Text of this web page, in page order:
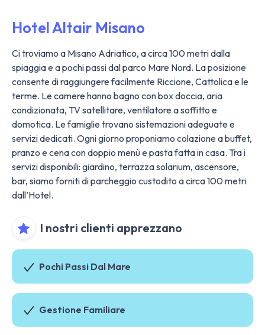
Hotel Altair Misano
Ci troviamo a Misano Adriatico, a circa 100 metri dalla
spiaggia e a pochi passi dal parco Mare Nord. La posizione
consente di raggiungere facilmente Riccione, Cattolica e le
terme. Le camere hanno bagno con box doccia, aria
condizionata, TV satellitare, ventilatore a soffitto e
domotica. Le famiglie trovano sistemazioni adeguate e
servizi dedicati. Ogni giorno proponiamo colazione a buffet,
pranzo e cena con doppio menù e pasta fatta in casa. Tra i
servizi disponibili: giardino, terrazza solarium, ascensore,
bar, siamo forniti di parcheggio custodito a circa 100 metri
dall’Hotel.
I nostri clienti apprezzano
Pochi Passi Dal Mare
Gestione Familiare